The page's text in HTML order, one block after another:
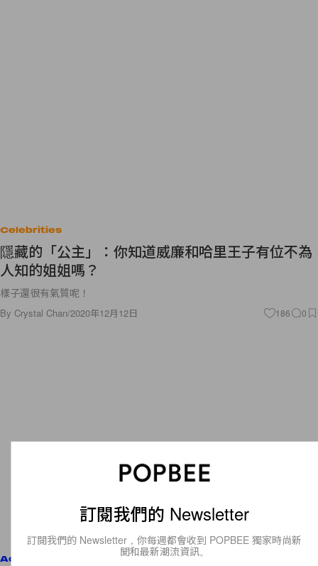
Celebrities
隱藏的「公主」：你知道威廉和哈里王子有位不為
人知的姐姐嗎？
樣子還很有氣質呢！
By Crystal Chan/2020年12月12日 186 0
Accessories
訂閱我們的 Newsletter
訂閱我們的 Newsletter，你每週都會收到 POPBEE 獨家時尚新
聞和最新潮流資訊。